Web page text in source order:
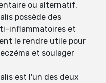
ou alternatif.
possède des
inflammatoires et
le rendre utile pour
et soulager
est l'un des deux